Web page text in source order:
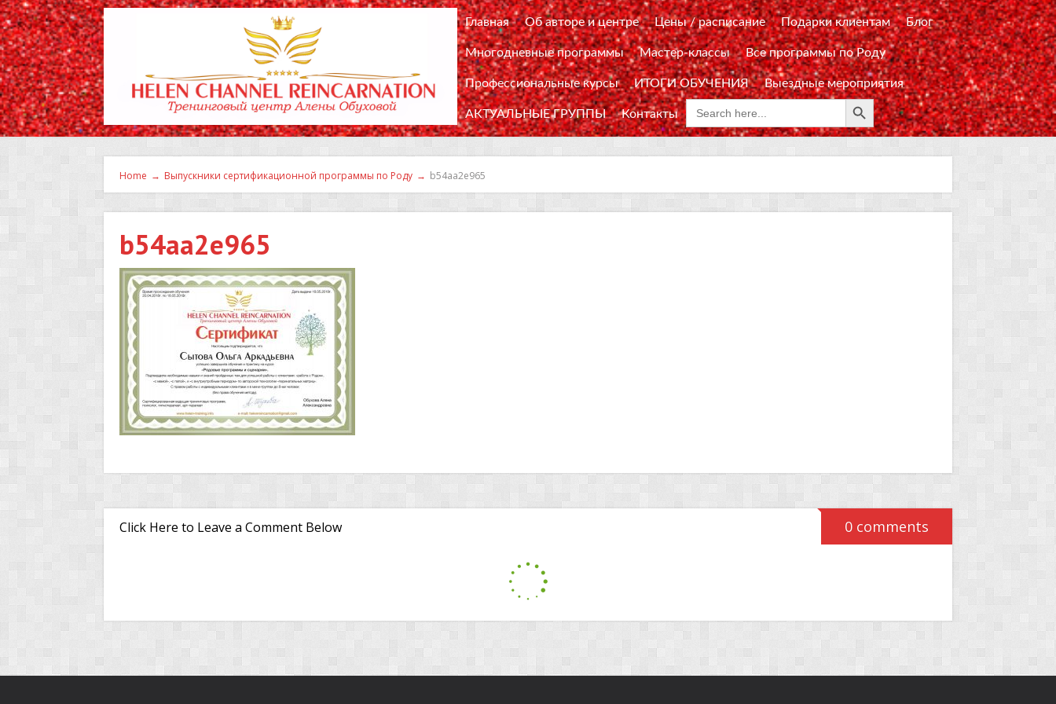
Главная Об авторе и центре Цены / расписание Подарки клиентам Блог
Многодневные программы Мастер-классы Все программы по Роду
Профессиональные курсы ИТОГИ ОБУЧЕНИЯ Выездные мероприятия
АКТУАЛЬНЫЕ ГРУППЫ Контакты
Search
for:
Search Button
Home → Выпускники сертификационной программы по Роду → b54aa2e965
b54aa2e965
Click Here to Leave a Comment Below 0 comments